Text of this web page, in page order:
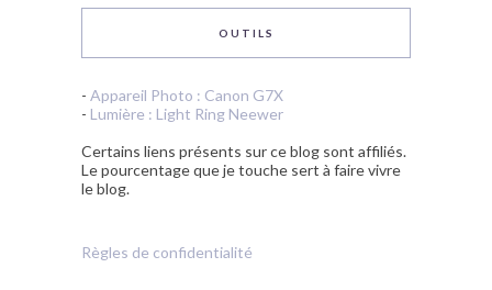
OUTILS
- Appareil Photo : Canon G7X
- Lumière : Light Ring Neewer
Certains liens présents sur ce blog sont affiliés.
Le pourcentage que je touche sert à faire vivre
le blog.
Règles de confidentialité